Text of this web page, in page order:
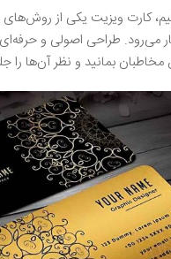
کارت ویزیت یکی از روش‌های
می‌رود. طراحی اصولی و
بمانید و نظر آن‌ها را